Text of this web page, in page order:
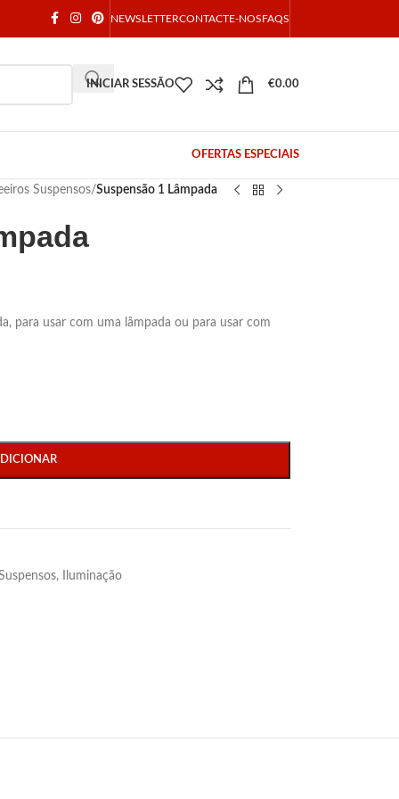
NEWSLETTERCONTACTE-NOSFAQS
INICIAR SESSÃO €0.00
OFERTAS ESPECIAIS
Suspensos/Suspensão 1 Lâmpada
para usar com uma lâmpada ou para usar com
, Iluminação